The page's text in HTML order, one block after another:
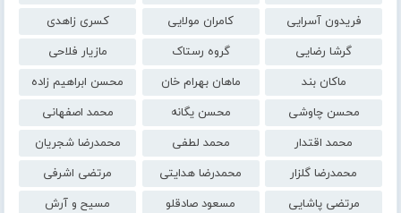
فریدون آسرایی
کامران مولایی
کسری زاهدی
گرشا رضایی
گروه رستاک
مازیار فلاحی
ماکان بند
ماهان بهرام خان
محسن ابراهیم زاده
محسن چاوشی
محسن یگانه
محمد اصفهانی
محمد اقتدار
محمد لطفی
محمدرضا شجریان
محمدرضا گلزار
محمدرضا هدایتی
مرتضی اشرفی
مرتضی پاشایی
مسعود صادقلو
مسیح و آرش